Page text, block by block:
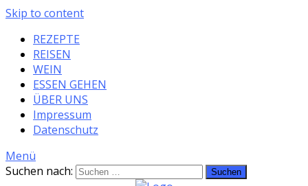
Skip to content
REZEPTE
REISEN
WEIN
ESSEN GEHEN
ÜBER UNS
Impressum
Datenschutz
Menü
Suchen nach: